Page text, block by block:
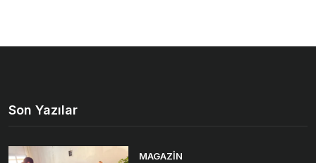
Son Yazılar
MAGAZIN